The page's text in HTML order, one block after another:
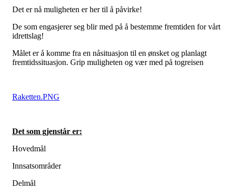
Det er nå muligheten er her til å påvirke!
De som engasjerer seg blir med på å bestemme fremtiden for vårt
idrettslag!
Målet er å komme fra en nåsituasjon til en ønsket og planlagt
fremtidssituasjon. Grip muligheten og vær med på togreisen
Raketten.PNG
Det som gjenstår er:
Hovedmål
Innsatsområder
Delmål